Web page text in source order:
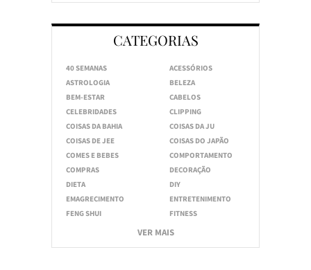
CATEGORIAS
40 SEMANAS
ACESSÓRIOS
ASTROLOGIA
BELEZA
BEM-ESTAR
CABELOS
CELEBRIDADES
CLIPPING
COISAS DA BAHIA
COISAS DA JU
COISAS DE JEE
COISAS DO JAPÃO
COMES E BEBES
COMPORTAMENTO
COMPRAS
DECORAÇÃO
DIETA
DIY
EMAGRECIMENTO
ENTRETENIMENTO
FENG SHUI
FITNESS
VER MAIS